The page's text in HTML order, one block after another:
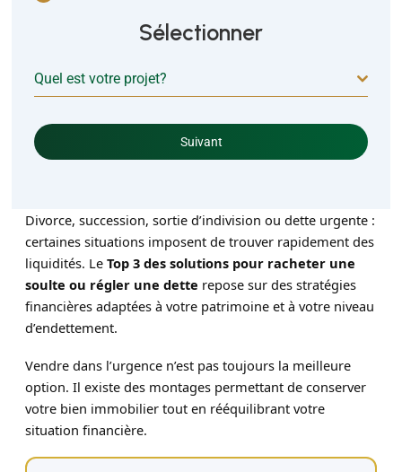
Sélectionner
Quel est votre projet?
Suivant
Divorce, succession, sortie d’indivision ou dette urgente :
certaines situations imposent de trouver rapidement des
liquidités. LeTop 3 des solutions pour racheter une
soulte ou régler une dette repose sur des stratégies
financières adaptées à votre patrimoine et à votre niveau
d’endettement.
Vendre dans l’urgence n’est pas toujours la meilleure
option. Il existe des montages permettant de conserver
votre bien immobilier tout en rééquilibrant votre
situation financière.